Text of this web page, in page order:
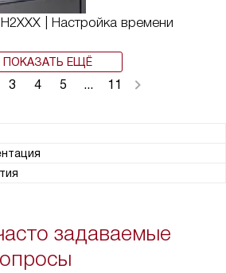
| Настройка времени
ПОКАЗАТЬ ЕЩЁ
3 4 5 ... 11
задаваемые